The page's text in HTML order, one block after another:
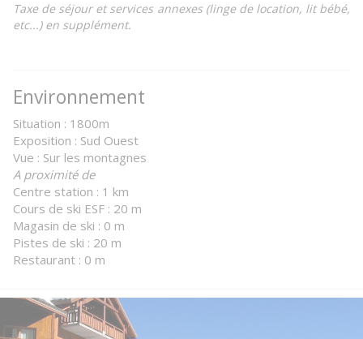
Taxe de séjour et services annexes (linge de location, lit bébé,
etc...) en supplément.
Environnement
Situation : 1800m
Exposition : Sud Ouest
Vue : Sur les montagnes
A proximité de
Centre station : 1 km
Cours de ski ESF : 20 m
Magasin de ski : 0 m
Pistes de ski : 20 m
Restaurant : 0 m